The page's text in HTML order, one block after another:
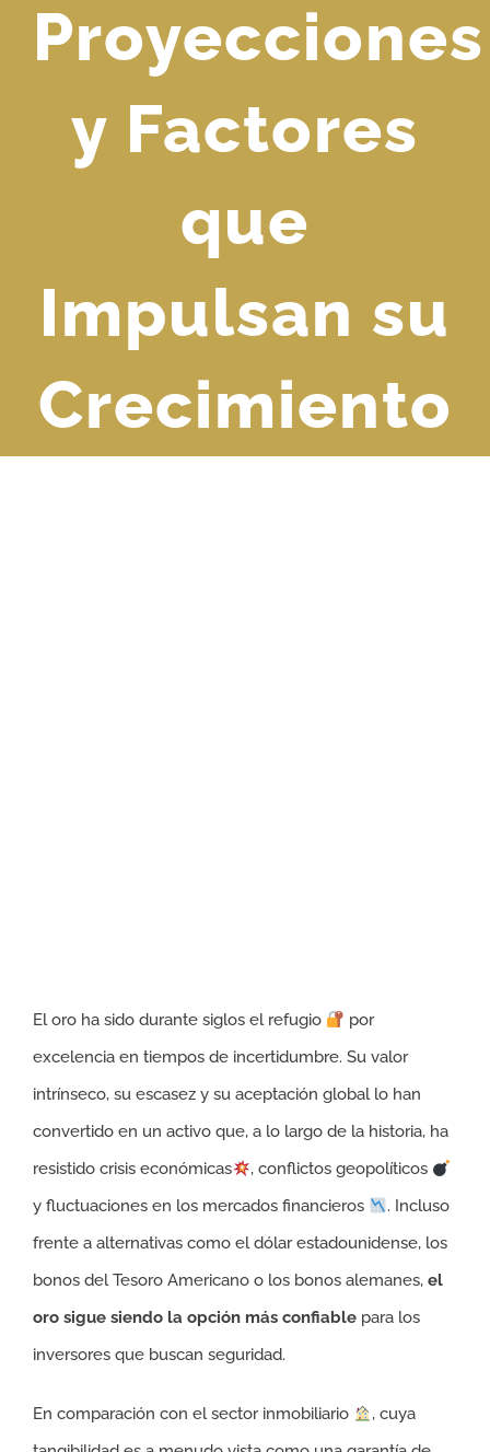
Proyecciones
y Factores
que
Impulsan su
Crecimiento
El oro ha sido durante siglos el refugio
por
excelencia en tiempos de incertidumbre. Su valor
intrínseco, su escasez y su aceptación global lo han
convertido en un activo que, a lo largo de la historia, ha
resistido crisis económicas
, conflictos geopolíticos
y fluctuaciones en los mercados financieros
. Incluso
frente a alternativas como el dólar estadounidense, los
bonos del Tesoro Americano o los bonos alemanes, el
oro sigue siendo la opción más confiable para los
inversores que buscan seguridad.
En comparación con el sector inmobiliario
, cuya